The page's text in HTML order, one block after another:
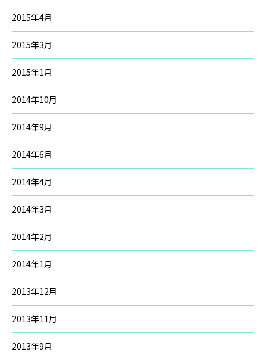
2015年4月
2015年3月
2015年1月
2014年10月
2014年9月
2014年6月
2014年4月
2014年3月
2014年2月
2014年1月
2013年12月
2013年11月
2013年9月